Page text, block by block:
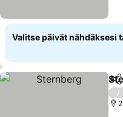
Valitse päivät nähdäksesi
Jaa
/